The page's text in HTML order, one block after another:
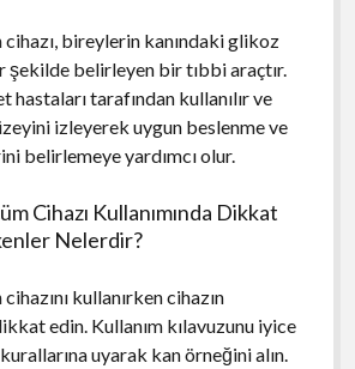
bireylerin kanındaki glikoz
şekilde belirleyen bir tıbbi araçtır.
tarafından kullanılır ve
izleyerek uygun beslenme ve
belirlemeye yardımcı olur.
Cihazı Kullanımında Dikkat
Nelerdir?
kullanırken cihazın
edin. Kullanım kılavuzunu iyice
uyarak kan örneğini alın.